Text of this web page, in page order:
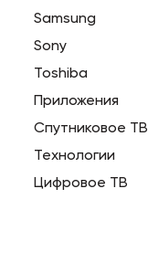
Samsung
Sony
Toshiba
Приложения
Спутниковое ТВ
Технологии
Цифровое ТВ